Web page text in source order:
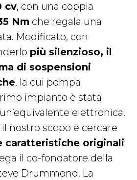
cv, con una coppia
Nm che regala una
Modificato, con
più silenzioso, il
di sospensioni
, la cui pompa
impianto è stata
elettronica.
nostro scopo è cercare
caratteristiche originali
il co-fondatore della
Drummond. La